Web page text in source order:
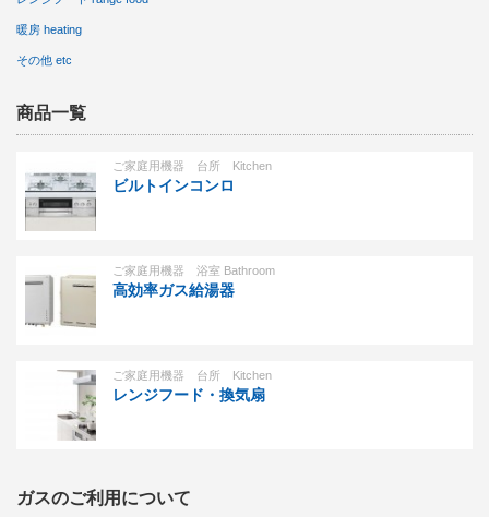
暖房 heating
その他 etc
商品一覧
ご家庭用機器 台所 Kitchen
ビルトインコンロ
ご家庭用機器 浴室 Bathroom
高効率ガス給湯器
ご家庭用機器 台所 Kitchen
レンジフード・換気扇
ガスのご利用について